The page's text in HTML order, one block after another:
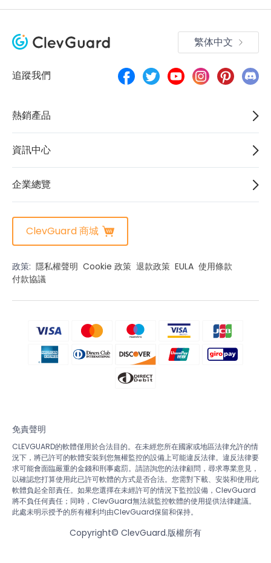
追蹤我們
繁体中文
熱銷產品
資訊中心
企業總覽
ClevGuard 商城
政策: 隱私權聲明 Cookie 政策 退款政策 EULA 使用條款
付款協議
免責聲明
CLEVGUARD的軟體僅用於合法目的。在未經您所在國家或地區法律允許的情
況下，將已許可的軟體安裝到您無權監控的設備上可能違反法律。違反法律要
求可能會面臨嚴重的金錢和刑事處罰。請諮詢您的法律顧問，尋求專業意見，
以確認您打算使用此已許可軟體的方式是否合法。您需對下載、安裝和使用此
軟體負起全部責任。如果您選擇在未經許可的情況下監控設備，ClevGuard
將不負任何責任；同時，ClevGuard無法就監控軟體的使用提供法律建議。
此處未明示授予的所有權利均由ClevGuard保留和保持。
Copyright© ClevGuard.版權所有